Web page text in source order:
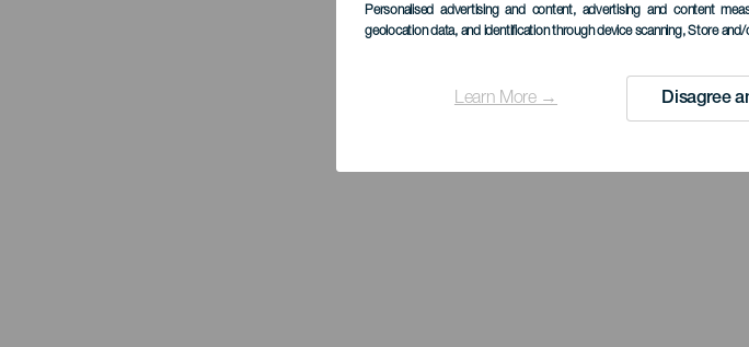
Personalised advertising and content, advertising and content
geolocation data, and identification through device scanning, Store and/
Learn More → Disagree